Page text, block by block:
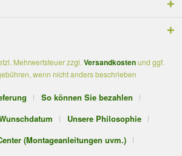
Mehrwertsteuer zzgl. Versandkostenund ggf.
wenn nicht anders beschrieben
So können Sie bezahlen
Unsere Philosophie
(Montageanleitungen uvm.)